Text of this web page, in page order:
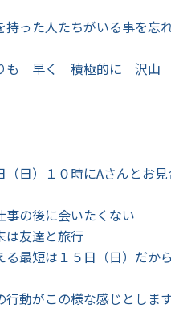
持った人たちがいる事を忘
も 早く 積極的に 沢山
（日）１０時にAさんとお
事の後に会いたくない
は友達と旅行
る最短は１５日（日）だか
行動がこの様な感じとしま